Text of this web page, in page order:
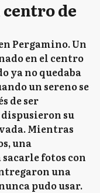
de
Pergamino. Un
en el centro
ya no quedaba
un sereno se
de ser
su
Mientras
una
fotos con
una
pudo usar.